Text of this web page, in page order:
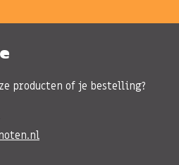
producten of je bestelling?